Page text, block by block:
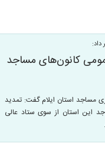
کتابخانه عمومی کانون‌های مساجد
مساجد استان ایلام گفت: تمدید
مساجد این استان از سوی ستاد عالی